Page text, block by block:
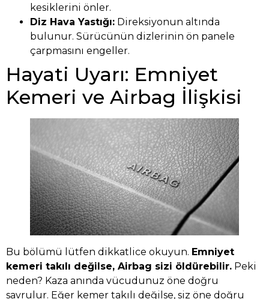
kesiklerini önler.
Diz Hava Yastığı: Direksiyonun altında
bulunur. Sürücünün dizlerinin ön panele
çarpmasını engeller.
Hayati Uyarı: Emniyet
Kemeri ve Airbag İlişkisi
Bu bölümü lütfen dikkatlice okuyun. Emniyet
kemeri takılı değilse, Airbag sizi öldürebilir. Peki
neden? Kaza anında vücudunuz öne doğru
savrulur. Eğer kemer takılı değilse, siz öne doğru